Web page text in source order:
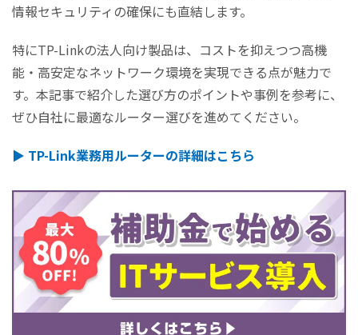
情報セキュリティの確保にも直結します。
特にTP-Linkの法人向け製品は、コストを抑えつつ高機
能・高安定なネットワーク環境を実現できる点が魅力で
す。本記事で紹介した選び方のポイントや事例を参考に、
ぜひ自社に最適なルーター選びを進めてください。
▶︎ TP-Link業務用ルーターの詳細はこちら